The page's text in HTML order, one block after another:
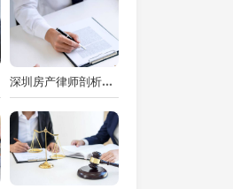
深圳房产律师剖析：按揭期房究竟能不能买？